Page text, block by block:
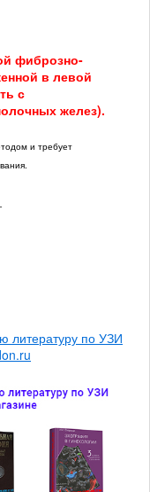
фиброзно-
в левой
с
желез).
и требует
литературу по УЗИ